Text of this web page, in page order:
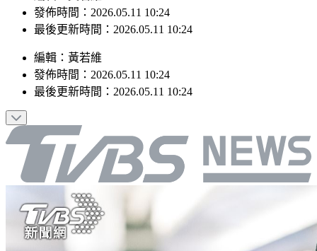
最後更新時間：2026.05.11 10:24
發佈時間：2026.05.11 10:24
最後更新時間：2026.05.11 10:24